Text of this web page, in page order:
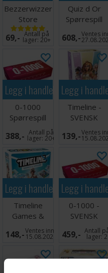
Bezzerwizzer
Store
Overskrifter
69,- Antall på
lager:20+
Quiz d Or
Spørrespill
608,-Ventes
Legg i handlekurven
0-1000
Spørrespill
388,- Antall på
lager: 20+
Legg i
Timeline -
SVENSK
139,-Ventes
Legg i handlekurven
Timeline
Games &
Leisure
Kortspill
148,-Ventes inn
15.08.2026
Legg i
0-1000 -
SVENSK
459,- Antall
lager:2